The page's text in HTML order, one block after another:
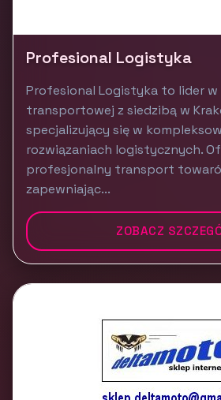
Profesional Logistyka
Profesional Logistyka to lider w
transportowej z siedzibą w
specjalizujący się w
rozwiązaniach logistycznych.
profesjonalny transport
zapewniając...
ZOBACZ